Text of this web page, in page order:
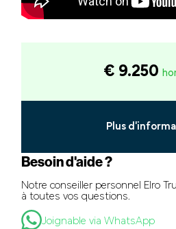
€ 9.250
Plus
Besoin d'aide ?
Notre conseiller personnel Elro
à toutes vos questions.
Joignable via WhatsApp